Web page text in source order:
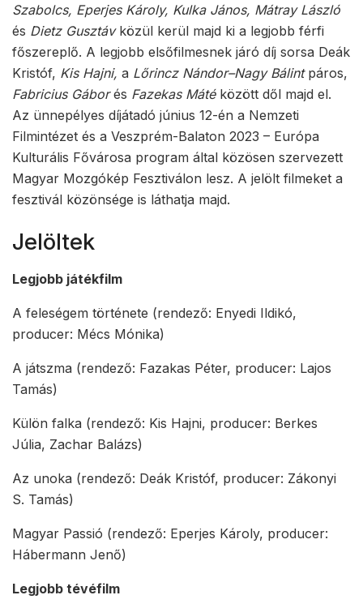
Szabolcs, Eperjes Károly, Kulka János, Mátray László
és Dietz Gusztávközül kerül majd ki a legjobb férfi
főszereplő. A legjobb elsőfilmesnek járó díj sorsa Deák
Kristóf, Kis Hajni, a Lőrincz Nándor–Nagy Bálintpáros,
Fabricius Gáborés Fazekas Mátéközött dől majd el.
Az ünnepélyes díjátadó június 12-én a Nemzeti
Filmintézet és a Veszprém-Balaton 2023 – Európa
Kulturális Fővárosa program által közösen szervezett
Magyar Mozgókép Fesztiválon lesz. A jelölt filmeket a
fesztivál közönsége is láthatja majd.
Jelöltek
Legjobb játékfilm
A feleségem története (rendező: Enyedi Ildikó,
producer: Mécs Mónika)
A játszma (rendező: Fazakas Péter, producer: Lajos
Tamás)
Külön falka (rendező: Kis Hajni, producer: Berkes
Júlia, Zachar Balázs)
Az unoka (rendező: Deák Kristóf, producer: Zákonyi
S. Tamás)
Magyar Passió (rendező: Eperjes Károly, producer:
Hábermann Jenő)
Legjobb tévéfilm